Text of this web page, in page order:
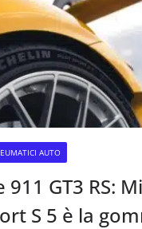
AUTO
911 GT3 RS:
S 5 è la